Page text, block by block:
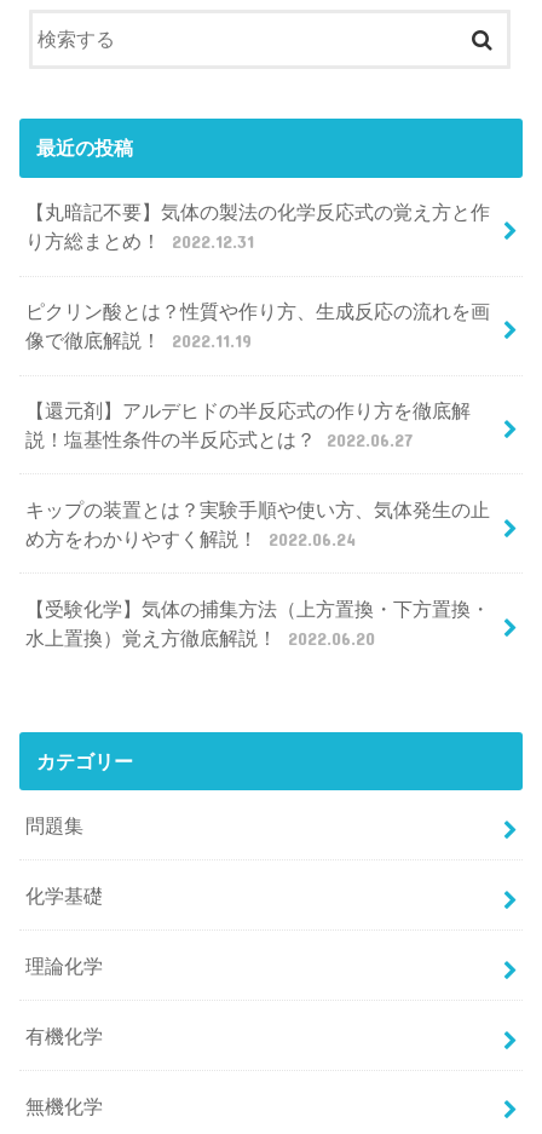
最近の投稿
【丸暗記不要】気体の製法の化学反応式の覚え方と作
り方総まとめ！
2022.12.31
ピクリン酸とは？性質や作り方、生成反応の流れを画
像で徹底解説！
2022.11.19
【還元剤】アルデヒドの半反応式の作り方を徹底解
説！塩基性条件の半反応式とは？
2022.06.27
キップの装置とは？実験手順や使い方、気体発生の止
め方をわかりやすく解説！
2022.06.24
【受験化学】気体の捕集方法（上方置換・下方置換・
水上置換）覚え方徹底解説！
2022.06.20
カテゴリー
問題集
化学基礎
理論化学
有機化学
無機化学